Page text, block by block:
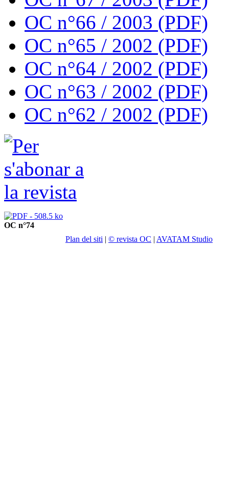
OC n°66 / 2003 (PDF)
OC n°65 / 2002 (PDF)
OC n°64 / 2002 (PDF)
OC n°63 / 2002 (PDF)
OC n°62 / 2002 (PDF)
OC n°74
Plan del siti | © revista OC | AVATAM Studio